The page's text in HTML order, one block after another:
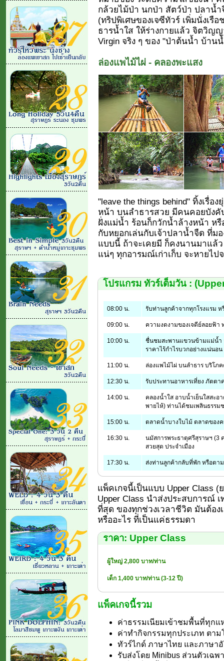
กล้วยไม้ป่า นกป่า สัตว์ป่า ปลาน้ำ
(ทริปพิเศษของเจซีทัวร์ เพิ่มนั่งเรื
ธารน้ำใส ให้ร่างกายแล้ว จิตวิญ
Virgin จริง ๆ ของ "ป่าต้นน้ำ บ้าน
ล่องแพไม้ไผ่ - คลองพะแสง
"leave the things behind" ทิ้งเรื่อ
หน้า บนลำธารสวย มีคนคอยบังคั
ฝั่งแม่น้ำ ร้อนก็กวักน้ำล้างหน้า ห
กับหยอกเล่นกับเจ้าปลาน้ำจืด ที่ม
แบบนี้ ถ้าจะเคยมี ก็คงนานมาแล้
แน่ๆ ทุกอารมณ์เก่าเก็บ จะหายไ
โปรแกรม ทัวร์เต็มวัน :
08:00 น. รับท่านลูกค้าจากทุกโรงแรม
09:00 น. ความงดงามของเจดีย์ลอยฟ้า
10:00 น.
ชื่นชมสะพานแขวนข้ามแม่น้ำ
ราคาไร้กำไรบวกอย่างแน่นอน
11:00 น. ล่องแพไม้ไผ่ บนลำธาร บริโ
12:30 น. รับประทานอาหารเที่ยง ภัตต
14:00 น.
คลองน้ำใส อาบน้ำเย็นใสสะอ
พายไห้) ท่านได้ชมเพลินธรรม
15:00 น. ตลาดน้ำบางใบไม้ ตลาดของ
16:30 น.
นมัสการพระธาตุศรีสุราษฯ (3
สวยสุด ประจำเมือง
17:30 น. ส่งท่านลูกค้ากลับที่พัก หรือตา
แพ็คเกจนี้เป็นแบบ Upper Class (
Upper Class นำส่งประสบการณ์
ที่สุด ของทุกช่วงเวลาชีวิต มันต้อง
หรืออะไร ที่เป็นแค่ธรรมดา
ราคา: Upper Class
ผู้ใหญ่ 2,800 บาท/ท่าน
เด็ก 1,400 บาท/ท่าน (3-12 ปี)
แพ็คเกจนี้รวม
ค่าธรรมเนียมเข้าชมพื้นที่ทุกแ
ค่าทำกิจกรรมทุกประเภท ตาม
ทัวร์ไกด์ ภาษาไทย และภาษา
รับส่งโดย Minibus ส่วนตัวเฉ